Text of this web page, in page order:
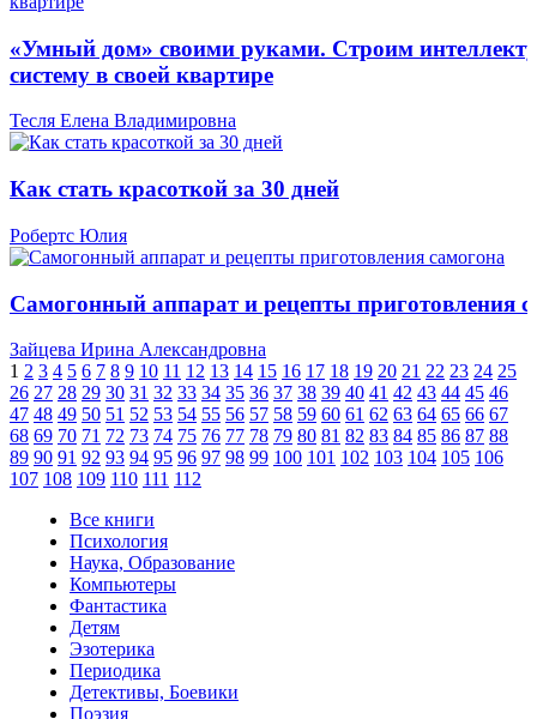
«Умный дом» своими руками. Строим
систему в своей квартире
Тесля Елена Владимировна
Как стать красоткой за 30 дней
Робертс Юлия
Самогонный аппарат и рецепты приготовления
Зайцева Ирина Александровна
1 2 3 4 5 6 7 8 9 10 11 12 13 14 15 16 17 18 19 20 21 22 23 24 25
26 27 28 29 30 31 32 33 34 35 36 37 38 39 40 41 42 43 44 45 46
47 48 49 50 51 52 53 54 55 56 57 58 59 60 61 62 63 64 65 66 67
68 69 70 71 72 73 74 75 76 77 78 79 80 81 82 83 84 85 86 87 88
89 90 91 92 93 94 95 96 97 98 99 100 101 102 103 104 105 106
107 108 109 110 111 112
Все книги
Психология
Наука, Образование
Компьютеры
Фантастика
Детям
Эзотерика
Периодика
Детективы, Боевики
Поэзия